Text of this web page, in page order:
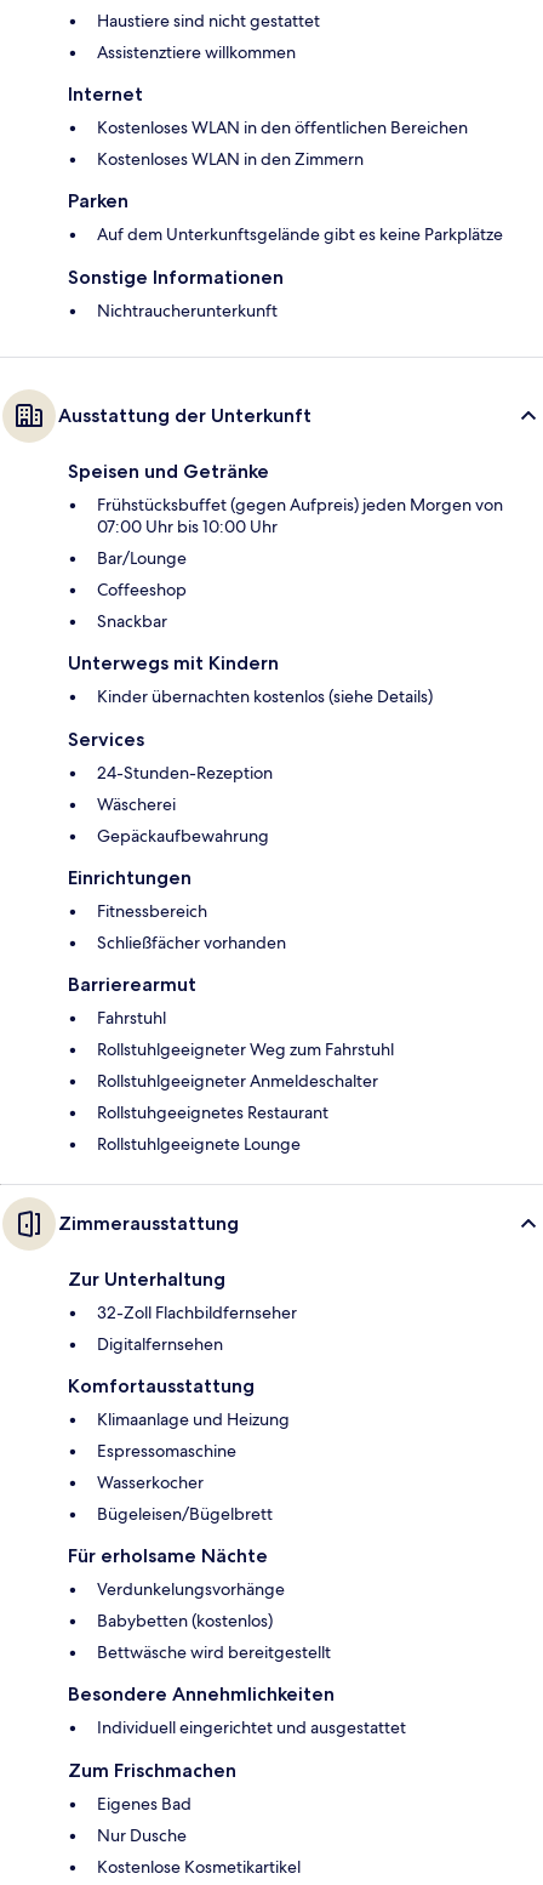
Haustiere sind nicht gestattet
Assistenztiere willkommen
Internet
Kostenloses WLAN in den öffentlichen Bereichen
Kostenloses WLAN in den Zimmern
Parken
Auf dem Unterkunftsgelände gibt es keine Parkplätze
Sonstige Informationen
Nichtraucherunterkunft
Ausstattung der Unterkunft
Speisen und Getränke
Frühstücksbuffet (gegen Aufpreis) jeden Morgen von
07:00 Uhr bis 10:00 Uhr
Bar/Lounge
Coffeeshop
Snackbar
Unterwegs mit Kindern
Kinder übernachten kostenlos (siehe Details)
Services
24-Stunden-Rezeption
Wäscherei
Gepäckaufbewahrung
Einrichtungen
Fitnessbereich
Schließfächer vorhanden
Barrierearmut
Fahrstuhl
Rollstuhlgeeigneter Weg zum Fahrstuhl
Rollstuhlgeeigneter Anmeldeschalter
Rollstuhgeeignetes Restaurant
Rollstuhlgeeignete Lounge
Zimmerausstattung
Zur Unterhaltung
32-Zoll Flachbildfernseher
Digitalfernsehen
Komfortausstattung
Klimaanlage und Heizung
Espressomaschine
Wasserkocher
Bügeleisen/Bügelbrett
Für erholsame Nächte
Verdunkelungsvorhänge
Babybetten (kostenlos)
Bettwäsche wird bereitgestellt
Besondere Annehmlichkeiten
Individuell eingerichtet und ausgestattet
Zum Frischmachen
Eigenes Bad
Nur Dusche
Kostenlose Kosmetikartikel